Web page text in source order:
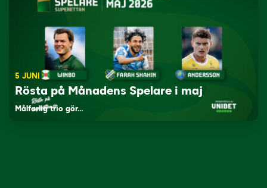
5 JUNI
Rösta på Månadens Spelare i maj
Målfarlig trio gör…